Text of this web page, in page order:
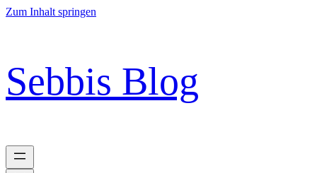
Zum Inhalt springen
Sebbis Blog